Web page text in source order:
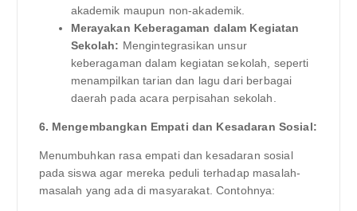
akademik maupun non-akademik.
Merayakan Keberagaman dalam Kegiatan
Sekolah: Mengintegrasikan unsur
keberagaman dalam kegiatan sekolah, seperti
menampilkan tarian dan lagu dari berbagai
daerah pada acara perpisahan sekolah.
6. Mengembangkan Empati dan Kesadaran Sosial:
Menumbuhkan rasa empati dan kesadaran sosial
pada siswa agar mereka peduli terhadap masalah-
masalah yang ada di masyarakat. Contohnya: